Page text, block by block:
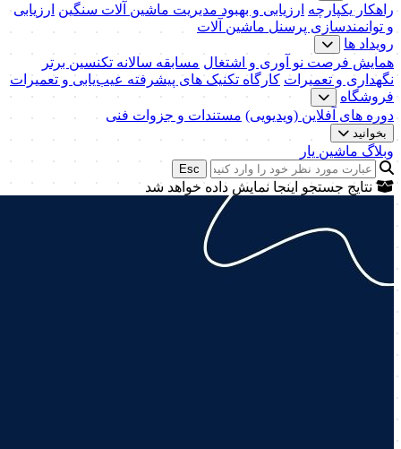
راهکار یکپارچه ارزیابی و بهبود مدیریت ماشین آلات سنگین ارزیابی
و توانمندسازی پرسنل ماشین آلات
رویداد ها
همایش فرصت نو آوری و اشتغال مسابقه سالانه تکنسین برتر
نگهداری و تعمیرات کارگاه تکنیک‌ های پیشرفته عیب‌یابی و تعمیرات
فروشگاه
دوره های آفلاین (ویدیویی) مستندات و جزوات فنی
بخوانید
وبلاگ ماشین یار
Esc
نتایج جستجو اینجا نمایش داده خواهد شد